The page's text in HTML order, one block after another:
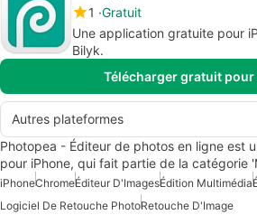
1 Gratuit
Une application gratuite pour
Bilyk.
Télécharger gratuit pour
Autres plateformes
Photopea - Éditeur de photos en ligne est
pour iPhone, qui fait partie de la catégorie
iPhoneChromeÉditeur D'ImagesÉdition Multimédia
Logiciel De Retouche PhotoRetouche D'Image